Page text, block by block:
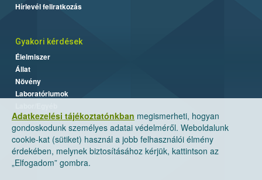
Adatkezelési tájékoztatónkban megismerheti, hogyan
gondoskodunk személyes adatai védelméről. Weboldalunk
cookie-kat (sütiket) használ a jobb felhasználói élmény
érdekében, melynek biztosításához kérjük, kattintson az
„Elfogadom” gombra.
Hírlevél feliratkozás
Gyakori kérdések
Élelmiszer
Állat
Növény
Laboratóriumok